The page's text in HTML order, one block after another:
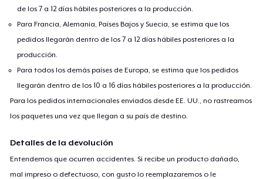
de los 7 a 12 días hábiles posteriores a la producción.
Para Francia, Alemania, Países Bajos y Suecia, se estima que los
pedidos llegarán dentro de los 7 a 12 días hábiles posteriores a la
producción.
Para todos los demás países de Europa, se estima que los pedidos
llegarán dentro de los 10 a 16 días hábiles posteriores a la producción.
Para los pedidos internacionales enviados desde EE. UU., no rastreamos
los paquetes una vez que llegan a su país de destino.
Detalles de la devolución
Entendemos que ocurren accidentes. Si recibe un producto dañado,
mal impreso o defectuoso, con gusto lo reemplazaremos o le